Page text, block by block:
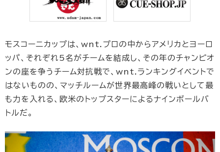
モスコーニカップは、wnt.プロの中からアメリカとヨーロ
ッパ、それぞれ5名がチームを結成し、その年のチャンピオ
ンの座を争うチーム対抗戦で、wnt.ランキングイベントで
はないものの、マッチルームが世界最高峰の戦いとして最
も力を入れる、欧米のトップスターによるナインボールバ
トルだ。